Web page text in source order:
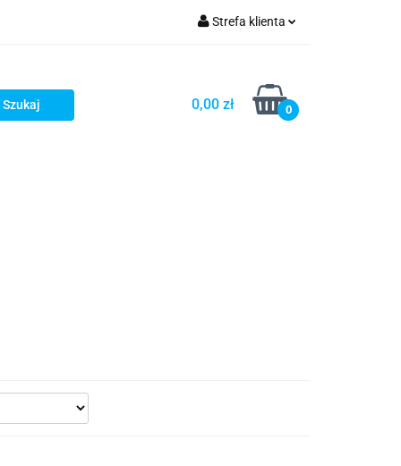
Strefa klienta
Zarejestruj się
Dodaj zgłoszenie
0,00 zł 0